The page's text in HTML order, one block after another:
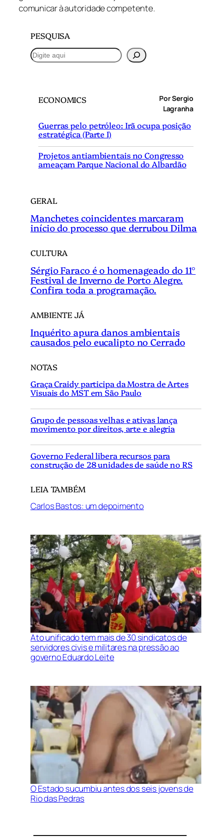
comunicar à autoridade competente.
PESQUISA
P
e
ECONOMICS
Por Sergio
Lagranha
Guerras pelo petróleo: Irã ocupa posição
estratégica (Parte I)
Projetos antiambientais no Congresso
ameaçam Parque Nacional do Albardão
GERAL
Manchetes coincidentes marcaram
início do processo que derrubou Dilma
CULTURA
Sérgio Faraco é o homenageado do 11°
Festival de Inverno de Porto Alegre.
Confira toda a programação.
AMBIENTE JÁ
Inquérito apura danos ambientais
causados pelo eucalipto no Cerrado
NOTAS
Graça Craidy participa da Mostra de Artes
Visuais do MST em São Paulo
Grupo de pessoas velhas e ativas lança
movimento por direitos, arte e alegria
Governo Federal libera recursos para
construção de 28 unidades de saúde no RS
LEIA TAMBÉM
Carlos Bastos: um depoimento
Ato unificado tem mais de 30 sindicatos de
servidores civis e militares na pressão ao
governo Eduardo Leite
O Estado sucumbiu antes dos seis jovens de
Rio das Pedras